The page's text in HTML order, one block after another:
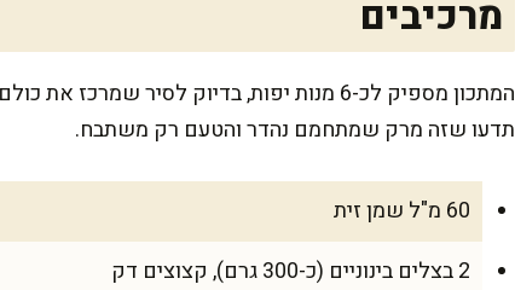
מרכיבים
המתכון מספיק לכ-6 מנות יפות, בדיוק
תדעו שזה מרק שמתחמם נהדר והטעם רק משתבח.
60 מ"ל שמן זית
2 בצלים בינוניים (כ-300 גרם), קצוצים דק